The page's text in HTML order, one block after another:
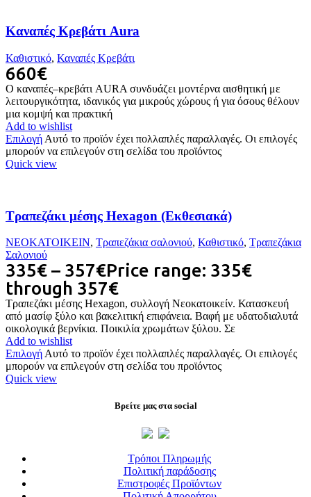
Καναπές Κρεβάτι Aura
Καθιστικό, Καναπές Κρεβάτι
660€
Ο καναπές–κρεβάτι AURA συνδυάζει μοντέρνα αισθητική με
λειτουργικότητα, ιδανικός για μικρούς χώρους ή για όσους θέλουν
μια κομψή και πρακτική
Add to wishlist
Επιλογή Αυτό το προϊόν έχει πολλαπλές παραλλαγές. Οι επιλογές
μπορούν να επιλεγούν στη σελίδα του προϊόντος
Quick view
Τραπεζάκι μέσης Hexagon (Εκθεσιακά)
ΝΕΟΚΑΤΟΙΚΕΙΝ, Τραπεζάκια σαλονιού, Καθιστικό, Τραπεζάκια
Σαλονιού
335€ – 357€Price range: 335€
through 357€
Τραπεζάκι μέσης Hexagon, συλλογή Νεοκατοικείν. Κατασκευή
από μασίφ ξύλο και βακελιτική επιφάνεια. Βαφή με υδατοδιαλυτά
οικολογικά βερνίκια. Ποικιλία χρωμάτων ξύλου. Σε
Add to wishlist
Επιλογή Αυτό το προϊόν έχει πολλαπλές παραλλαγές. Οι επιλογές
μπορούν να επιλεγούν στη σελίδα του προϊόντος
Quick view
Βρείτε μας στα social
Τρόποι Πληρωμής
Πολιτική παράδοσης
Επιστροφές Προϊόντων